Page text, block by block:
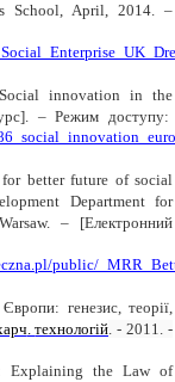
School, April, 2014. –
innovation in the
– Режим доступу:
better future of social
Department for
– [Електронний
public/
генезис, теорії,
.технологій. - 2011. -
Explaining the Law of